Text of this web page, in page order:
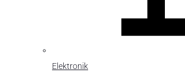
Elektronik